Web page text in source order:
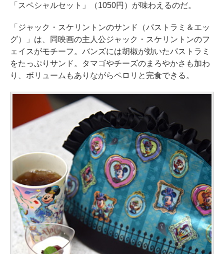
「スペシャルセット」（1050円）が味わえるのだ。
「ジャック・スケリントンのサンド（パストラミ＆エッ
グ）」は、同映画の主人公ジャック・スケリントンのフ
ェイスがモチーフ。バンズには胡椒が効いたパストラミ
をたっぷりサンド。タマゴやチーズのまろやかさも加わ
り、ボリュームもありながらペロリと完食できる。